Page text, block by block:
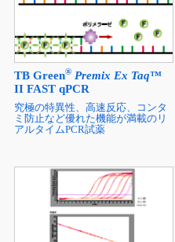
TB Green® Premix Ex Taq™
II FAST qPCR
究極の特異性、高速反応、コンタ
ミ防止など優れた機能が満載のリ
アルタイムPCR試薬